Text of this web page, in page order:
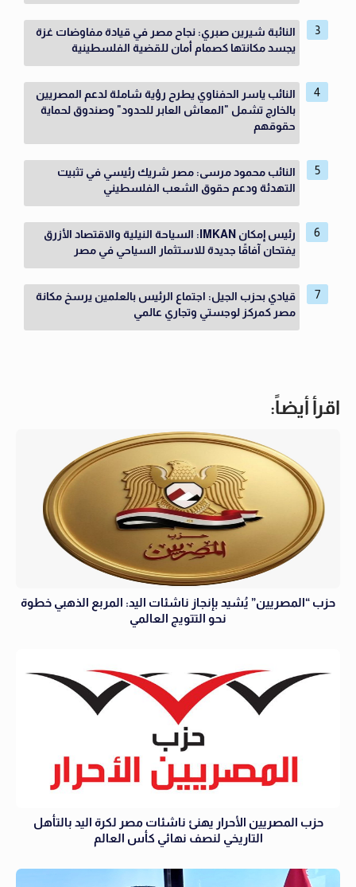
النائبة شيرين صبري: نجاح مصر في قيادة مفاوضات غزة
يجسد مكانتها كصمام أمان للقضية الفلسطينية
النائب ياسر الحفناوي يطرح رؤية شاملة لدعم المصريين
بالخارج تشمل "المعاش العابر للحدود" وصندوق لحماية
حقوقهم
النائب محمود مرسى: مصر شريك رئيسي في تثبيت
التهدئة ودعم حقوق الشعب الفلسطيني
رئيس إمكان IMKAN: السياحة النيلية والاقتصاد الأزرق
يفتحان آفاقًا جديدة للاستثمار السياحي في مصر
قيادي بحزب الجيل: اجتماع الرئيس بالعلمين يرسخ مكانة
مصر كمركز لوجستي وتجاري عالمي
اقرأ أيضاً:
حزب “المصريين” يُشيد بإنجاز ناشئات اليد: المربع الذهبي خطوة
نحو التتويج العالمي
حزب المصريين الأحرار يهنئ ناشئات مصر لكرة اليد بالتأهل
التاريخي لنصف نهائي كأس العالم